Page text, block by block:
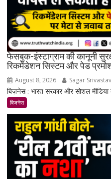
फेसबुक-इंस्टाग्राम की कानूनी
रिकमेंडेशन सिस्टम और पेड
August 8, 2026 Sagar
बिज़नेस : भारत सरकार और सोशल
बिजनेस